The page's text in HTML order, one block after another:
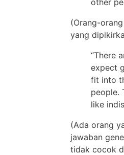
(Orang-
yang
“There
expect
fit into
people.
like
(Ada orang
jawaban
tidak cocok